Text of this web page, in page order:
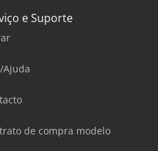
e Suporte
Ajuda
de compra modelo